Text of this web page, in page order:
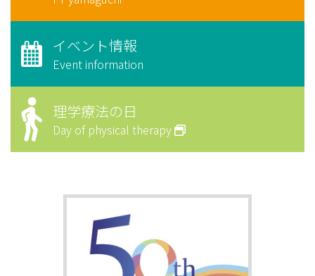
イベント情報
Event information
理学療法の日
Day of physical therapy